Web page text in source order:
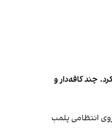
چند کافه‌‌دار و
و انتشار ویدیوهای آن، به‌دست نیروی انتظامی پلمب